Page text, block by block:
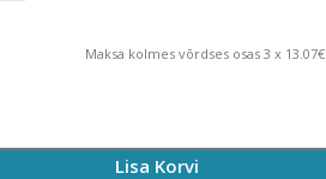
Maksa kolmes võrdses osas 3 x 13.07€
Lisa Korvi